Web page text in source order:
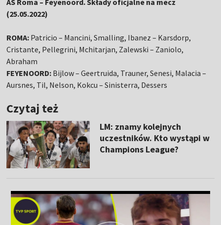
AS Roma – Feyenoord. Składy oficjalne na mecz
(25.05.2022)
ROMA: Patricio – Mancini, Smalling, Ibanez – Karsdorp,
Cristante, Pellegrini, Mchitarjan, Zalewski – Zaniolo,
Abraham
FEYENOORD: Bijlow – Geertruida, Trauner, Senesi, Malacia –
Aursnes, Til, Nelson, Kokcu – Sinisterra, Dessers
Czytaj też
LM: znamy kolejnych
uczestników. Kto wystąpi w
Champions League?